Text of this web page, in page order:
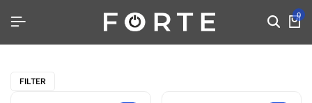
0
FILTER